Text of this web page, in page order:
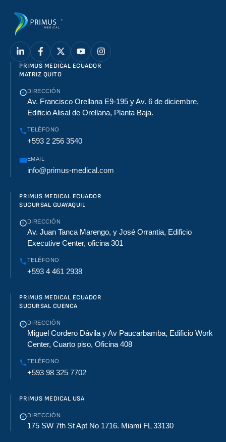
PRIMUS MEDICAL ECUADOR
MATRIZ QUITO
DIRECCIÓN
Av. Francisco Orellana E9-195 y Av. 6 de diciembre,
Edificio Alisal de Orellana, Planta Baja.
TELÉFONO
+593 2 256 3540
EMAIL
info@primus-medical.com
PRIMUS MEDICAL ECUADOR
SUCURSAL GUAYAQUIL
DIRECCIÓN
Av. Juan Tanca Marengo, y José Orrantia, Edificio
Executive Center, oficina 301
TELÉFONO
+593 4 461 2938
PRIMUS MEDICAL ECUADOR
SUCURSAL CUENCA
DIRECCIÓN
Miguel Cordero Dávila y Av Paucarbamba, Edificio Work
Center, Cuarto piso, Oficina 408
TELÉFONO
+593 98 325 7702
PRIMUS MEDICAL USA
DIRECCIÓN
175 SW 7th St Apt No 1716. Miami FL 33130